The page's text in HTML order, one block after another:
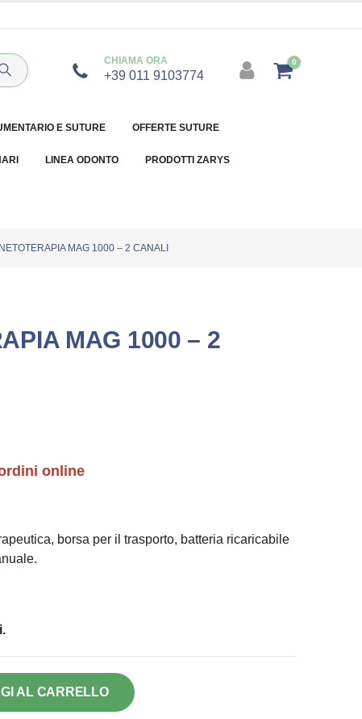
CHIAMA ORA
+39 011 9103774
0
E SUTURE OFFERTE SUTURE
LINEA ODONTO PRODOTTI ZARYS
MAG 1000 – 2 CANALI
MAG 1000 – 2
online
borsa per il trasporto, batteria ricaricabile
AL CARRELLO